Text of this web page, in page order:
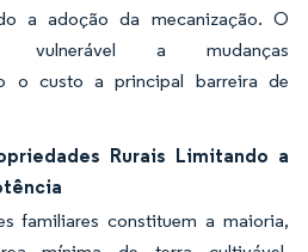
a adoção da mecanização. O
vulnerável a mudanças
o custo a principal barreira de
Rurais Limitando a
familiares constituem a maioria,